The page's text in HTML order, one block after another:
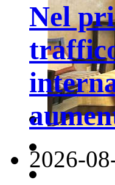
Nel
2026-